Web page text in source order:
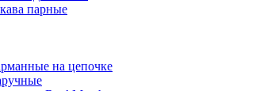
парные
на цепочке